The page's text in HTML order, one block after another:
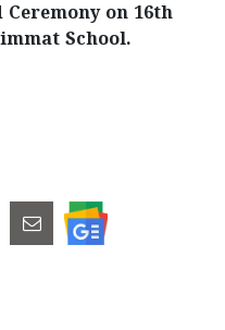
on 16th
School.